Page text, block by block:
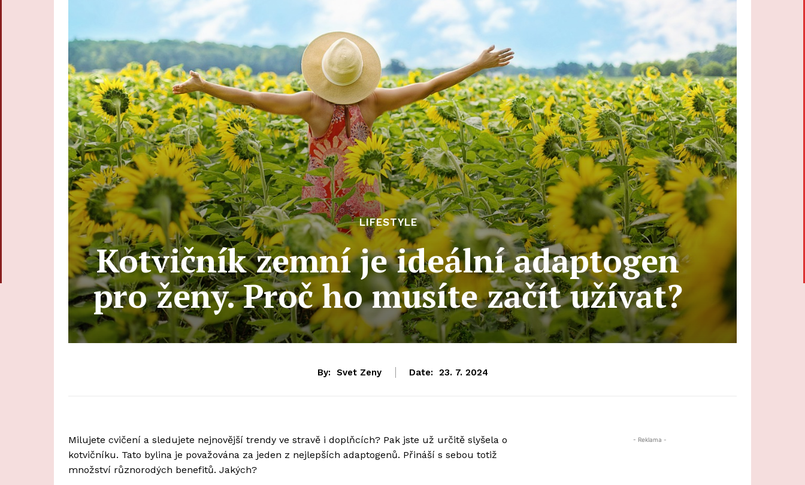
LIFESTYLE
Kotvičník zemní je ideální adaptogen
pro ženy. Proč ho musíte začít užívat?
By: Svet Zeny Date: 23. 7. 2024
Milujete cvičení a sledujete nejnovější trendy ve stravě i doplňcích? Pak jste už určitě slyšela o
kotvičníku. Tato bylina je považována za jeden z nejlepších adaptogenů. Přináší s sebou totiž
množství různorodých benefitů. Jakých?
- Reklama -